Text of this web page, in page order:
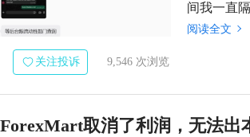
间我一直
不愿意赔
阅读全文
关注投诉 9,546 次浏览
ForexMart取消了利润，无法出